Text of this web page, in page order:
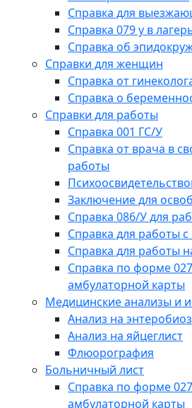
Справка для
Справка 079 у в
Справка об
Справки для женщин
Справка от
Справка о
Справки для работы
Справка 001 ГС/У
Справка от врача в
работы
Заключение для
Справка 086/У для
Справка для работы с
Справка для работы
Справка по форме
амбулаторной карты
Медицинские анализы и
Анализ на энтеробиоз
Анализ на яйцеглист
Флюорография
Больничный лист
Справка по форме
амбулаторной карты